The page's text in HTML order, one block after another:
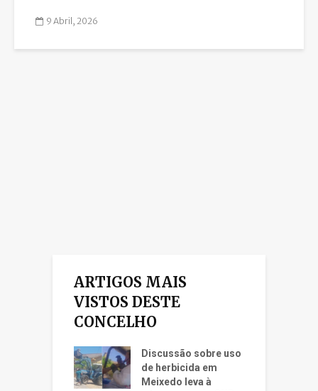
9 Abril, 2026
ARTIGOS MAIS
VISTOS DESTE
CONCELHO
Discussão sobre uso
de herbicida em
Meixedo leva à